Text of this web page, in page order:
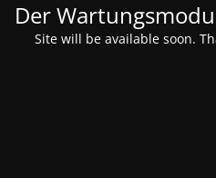
Der
Site will be available soon.